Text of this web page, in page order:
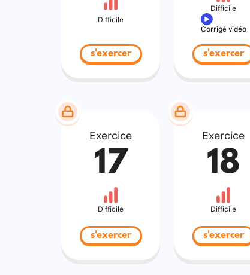
Difficile
s'exercer
Difficile
Corrigé vidéo
s'exercer
Exercice
17
Difficile
s'exercer
Exercice
18
Difficile
s'exercer